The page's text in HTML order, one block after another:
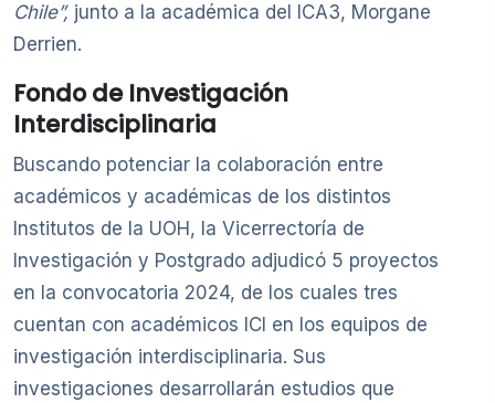
Chile”, junto a la académica del ICA3, Morgane
Derrien.
Fondo de Investigación
Interdisciplinaria
Buscando potenciar la colaboración entre
académicos y académicas de los distintos
Institutos de la UOH, la Vicerrectoría de
Investigación y Postgrado adjudicó 5 proyectos
en la convocatoria 2024, de los cuales tres
cuentan con académicos ICI en los equipos de
investigación interdisciplinaria. Sus
investigaciones desarrollarán estudios que